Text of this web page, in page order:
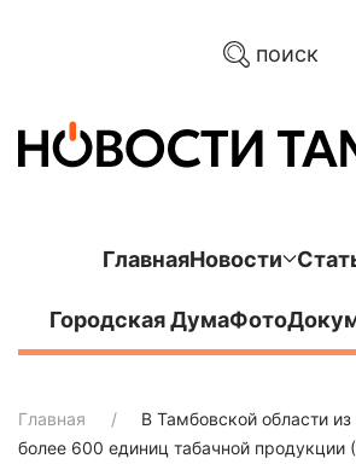
поиск
ГлавнаяНовости
Городская ДумаФото
Главная
В Тамбовской области
более 600 единиц табачной продукции